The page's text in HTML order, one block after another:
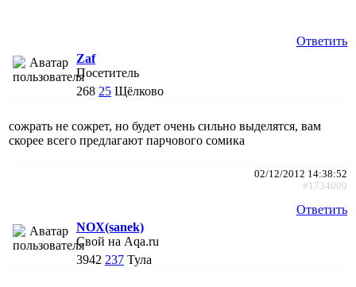
Ответить
Zaf
Посетитель
268 25 Щёлково
сожрать не сожрет, но будет очень сильно выделятся, вам
скорее всего предлагают парчового сомика
02/12/2012 14:38:52
#1734009
Ответить
NOX(sanek)
Свой на Aqa.ru
3942 237 Тула